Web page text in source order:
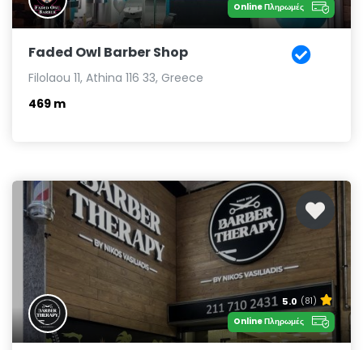
Online Πληρωμές
Faded Owl Barber Shop
Filolaou 11, Athina 116 33, Greece
469 m
5.0 (81)
Online Πληρωμές